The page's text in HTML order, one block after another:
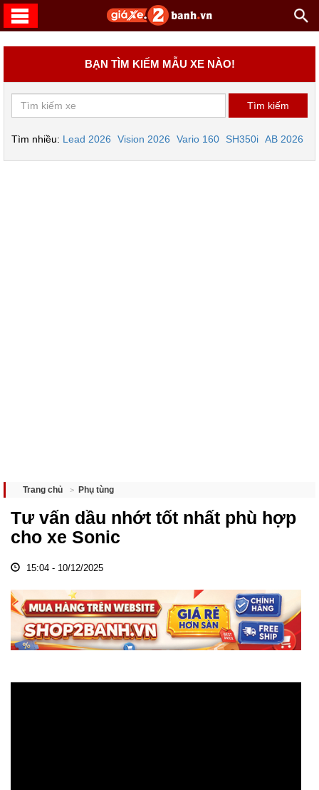
BẠN TÌM KIẾM MẪU XE NÀO!
Tìm nhiều: Lead 2026 Vision 2026 Vario 160 SH350i AB 2026
Trang chủ Phụ tùng
Tư vấn dầu nhớt tốt nhất phù hợp
cho xe Sonic
15:04 - 10/12/2025